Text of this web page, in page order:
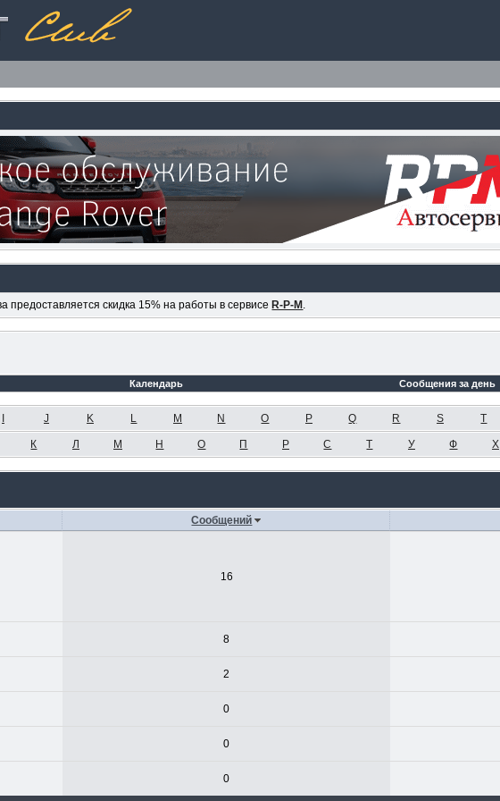
предоставляется скидка 15% на работы в сервисе R-P-M .
Календарь Сообщения за день
J K L M N O P Q R S T
К Л М Н О П Р С Т У Ф Х
Сообщений
16
8
2
0
0
0